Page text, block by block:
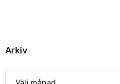
Arkiv